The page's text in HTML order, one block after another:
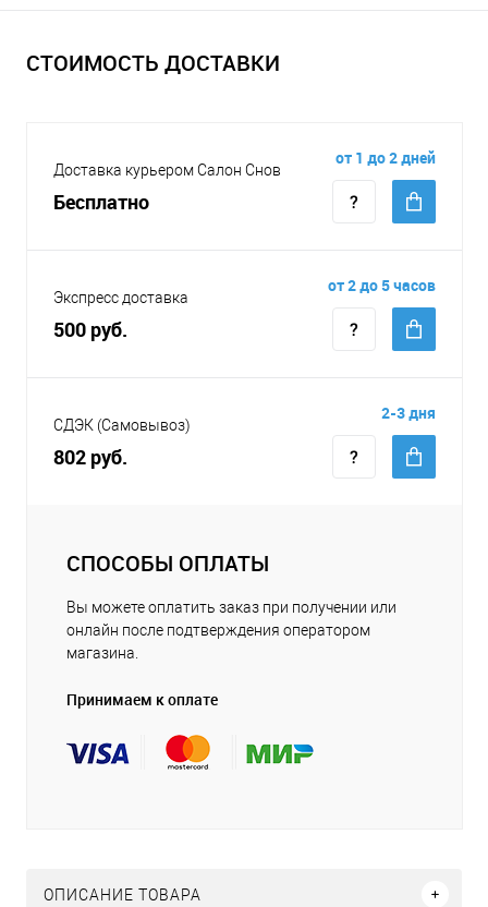
СТОИМОСТЬ ДОСТАВКИ
Доставка курьером Салон Снов
Бесплатно
от 1 до 2 дней
Экспресс доставка
500 руб.
от 2 до 5 часов
СДЭК (Самовывоз)
802 руб.
2-3 дня
СПОСОБЫ ОПЛАТЫ
Вы можете оплатить заказ при получении или
онлайн после подтверждения оператором
магазина.
Принимаем к оплате
ОПИСАНИЕ ТОВАРА